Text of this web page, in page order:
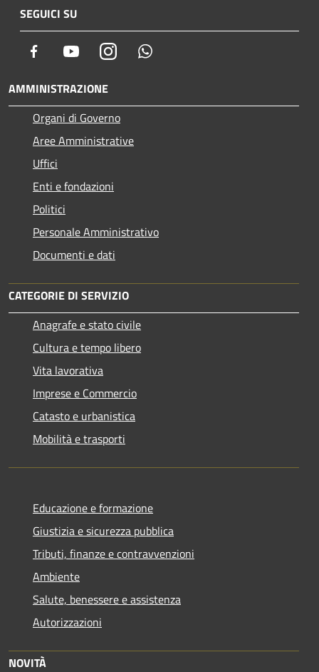
SEGUICI SU
Facebook YoutubeInstagram
AMMINISTRAZIONE
Organi di Governo
Aree Amministrative
Uffici
Enti e fondazioni
Politici
Personale Amministrativo
Documenti e dati
CATEGORIE DI SERVIZIO
Anagrafe e stato civile
Cultura e tempo libero
Vita lavorativa
Imprese e Commercio
Catasto e urbanistica
Mobilità e trasporti
Educazione e formazione
Giustizia e sicurezza pubblica
Tributi, finanze e contravvenzioni
Ambiente
Salute, benessere e assistenza
Autorizzazioni
NOVITÀ